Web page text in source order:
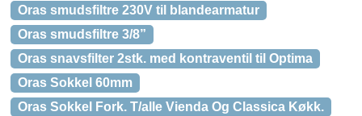
Oras smudsfiltre 230V til blandearmatur
Oras smudsfiltre 3/8”
Oras snavsfilter 2stk. med kontraventil til Optima
Oras Sokkel 60mm
Oras Sokkel Fork. T/alle Vienda Og Classica Køkk.